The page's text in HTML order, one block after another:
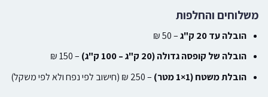
משלוחים והחלפות
הובלה עד 20 ק"ג
– 50 ₪
הובלה של קופסה גדולה (20 ק"ג – 100 ק"ג)
– 150 ₪
הובלת משטח (1×1 מטר)
– 250 ₪ (חישוב לפי נפח ולא לפי משקל)